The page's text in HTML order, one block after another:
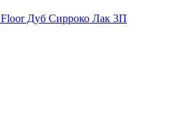
Floor Дуб Сирроко Лак 3П